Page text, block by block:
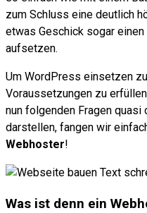
zum Schluss eine deutlich
etwas Geschick sogar
aufsetzen.
Um WordPress einsetzen
Voraussetzungen zu
nun folgenden Fragen quasi
darstellen, fangen wir
Webhoster!
Was ist denn ein